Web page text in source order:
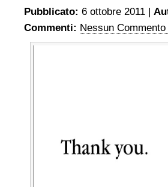
Pubblicato: 6 ottobre 2011 |
Commenti: Nessun Commento